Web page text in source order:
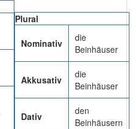
Plural
Nominativ
die
Beinhäuser
Akkusativ
die
Beinhäuser
Dativ
den
Beinhäusern